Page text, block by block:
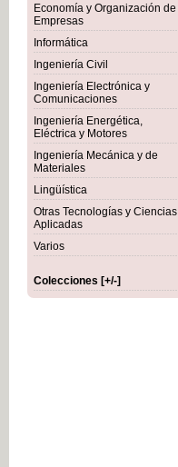
Economía y Organización de
Empresas
Informática
Ingeniería Civil
Ingeniería Electrónica y
Comunicaciones
Ingeniería Energética,
Eléctrica y Motores
Ingeniería Mecánica y de
Materiales
Lingüística
Otras Tecnologías y Ciencias
Aplicadas
Varios
Colecciones [+/-]